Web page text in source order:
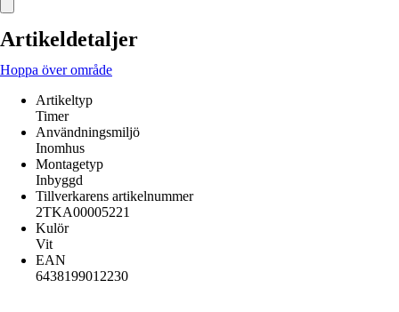
Artikeldetaljer
Hoppa över område
Artikeltyp
Timer
Användningsmiljö
Inomhus
Montagetyp
Inbyggd
Tillverkarens artikelnummer
2TKA00005221
Kulör
Vit
EAN
6438199012230